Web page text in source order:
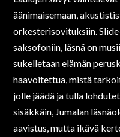
äänimaisemaan,
orkesterisovituksiin.
saksofoniin, läsnä on
sukelletaan elämän
haavoitettua, mistä
jolle jäädä ja tulla
sisäkkäin, Jumalan
aavistus, mutta ikävä